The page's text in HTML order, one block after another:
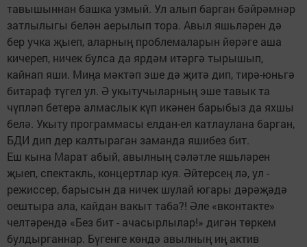
тавышыннан башка узмый. Ул алып барган бәйрәмнәр
затлылыгы белән аерылып тора. Авыл яшьләрен дә
бер учка җыеп, аларның проблемаларын йөрәге аша
кичереп, ничек булса да ярдәм итәргә тырышып,
кайнап яши. Миңа мәктәп эше дә җитә дип, тирә-юньгә
битараф түгел ул. Ә укытучыларның эше тавык та
чүпләп бетерә алмаслык күп икәнен барыбыз да яхшы
белә. Укыту программасы елдан-ел катлаулана барган,
БДИ дип дер калтыраган заманда яшибез бит.
Еш кына Марат абый, авылның сәләтле яшьләрен
җыеп, спектакль, концертлар куя. Әйтерсең лә, ул -
режиссер, барысын да ничек шулай югары дәрәҗәдә
оештыра ала, кайдан вакыт таба?! Әле «вконтакте»
челтәрендә «Без бит - ачасырлылар!» дигән төркем
булдырганнар. Бүгенге көндә авылның иң актив